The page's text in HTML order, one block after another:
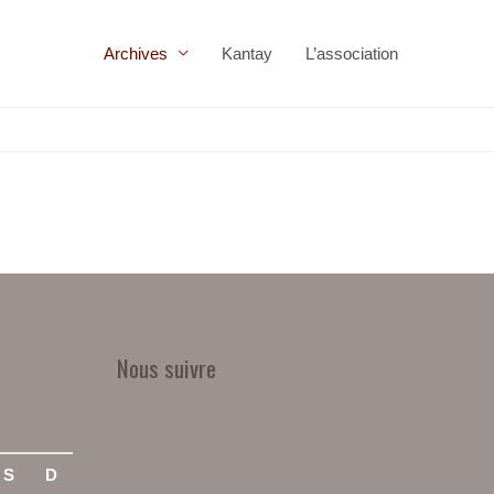
Archives Kantay L’association
S D
Nous suivre